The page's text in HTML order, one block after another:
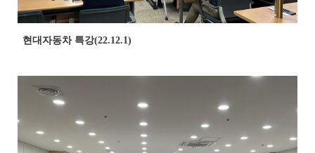
현대자동차 특강(22.12.1)